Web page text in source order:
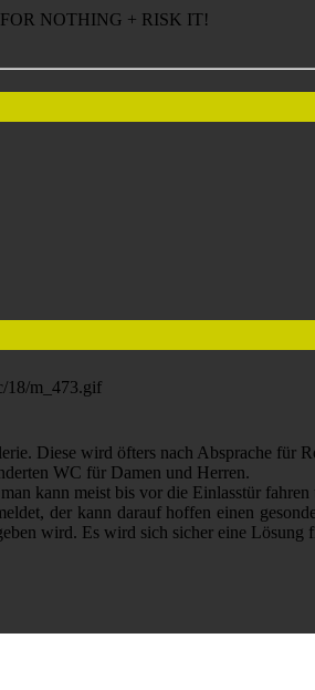
FOR NOTHING + RISK IT!
Diese wird öfters nach Absprache für
WC für Damen und Herren.
kann meist bis vor die Einlasstür fahren
der kann darauf hoffen einen
wird. Es wird sich sicher eine Lösung